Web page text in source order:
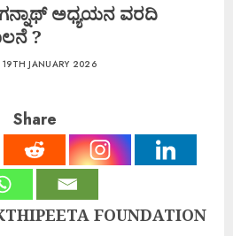
ಅಧ್ಯಯನ ವರದಿ
?
19TH JANUARY 2026
Share
FOUNDATION